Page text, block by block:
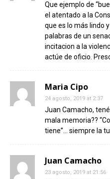
Que ejemplo de
el atentado a la
que es lo más lindo
palabras de un
incitacion a la
actúe de oficio.
Maria Cipo
24 agosto, 2019 at 2:37
Juan Camacho,
mala memoria??
tiene”… siempre la
Juan Camacho
23 agosto, 2019 at 21:56